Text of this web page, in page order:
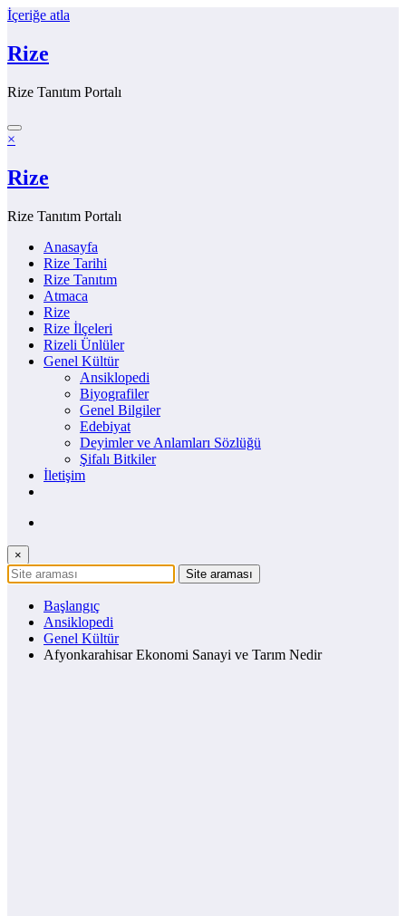
İçeriğe atla
Rize
Rize Tanıtım Portalı
×
Rize
Rize Tanıtım Portalı
Anasayfa
Rize Tarihi
Rize Tanıtım
Atmaca
Rize
Rize İlçeleri
Rizeli Ünlüler
Genel Kültür
Ansiklopedi
Biyografiler
Genel Bilgiler
Edebiyat
Deyimler ve Anlamları Sözlüğü
Şifalı Bitkiler
İletişim
×
Başlangıç
Ansiklopedi
Genel Kültür
Afyonkarahisar Ekonomi Sanayi ve Tarım Nedir